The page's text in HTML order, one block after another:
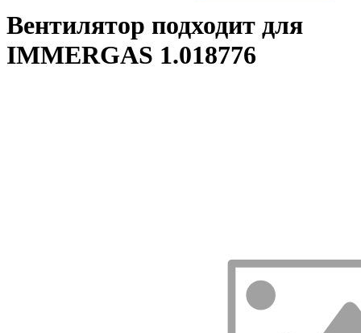
Вентилятор подходит для
IMMERGAS 1.018776